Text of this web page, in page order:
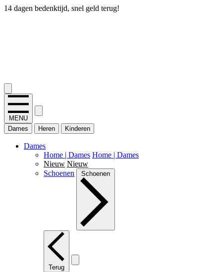
14 dagen bedenktijd, snel geld terug!
MENU
Dames
Heren Kinderen
Dames
Home | Dames Home | Dames
Nieuw Nieuw
Schoenen
Schoenen
Terug